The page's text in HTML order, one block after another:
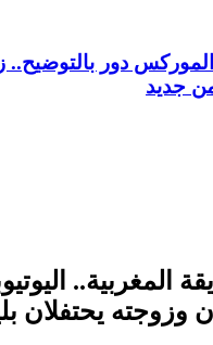
دور بالتوضيح..
جديد
المغربية..
يحتفلان